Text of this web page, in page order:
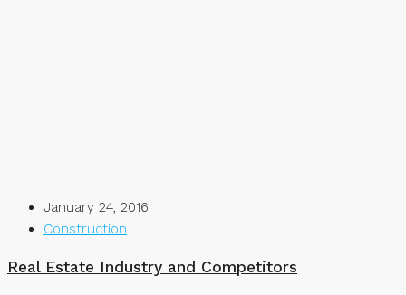
January 24, 2016
Construction
Real Estate Industry and Competitors